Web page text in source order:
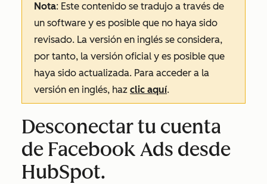
Nota: Este contenido se tradujo a través de
un software y es posible que no haya sido
revisado. La versión en inglés se considera,
por tanto, la versión oficial y es posible que
haya sido actualizada. Para acceder a la
versión en inglés, haz clic aquí.
Desconectar tu cuenta
de Facebook Ads desde
HubSpot.